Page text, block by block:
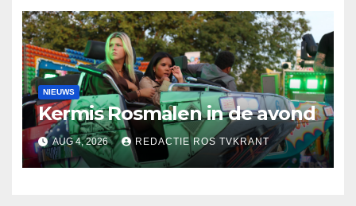
NIEUWS
Kermis Rosmalen in de avond
AUG 4, 2026 REDACTIE ROS TVKRANT